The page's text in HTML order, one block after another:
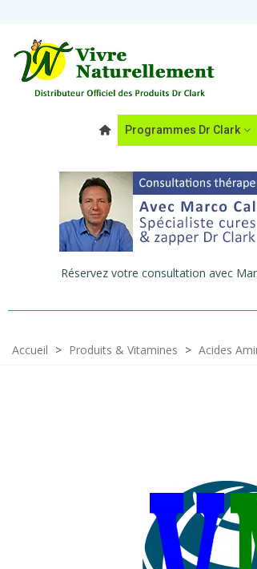
Programmes Dr Clark
Réservez votre consultation avec
Accueil > Produits & Vitamines > Acides